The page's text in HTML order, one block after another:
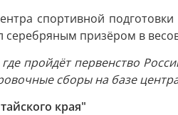
спортивной
призёром в
пройдёт первенство
сборы на базе
края"